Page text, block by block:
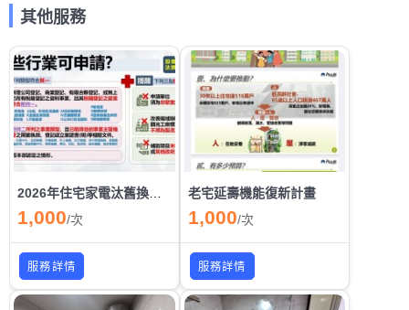
其他服務
1,000/次
服務詳情
老宅延壽機能復新計畫
1,000/次
服務詳情